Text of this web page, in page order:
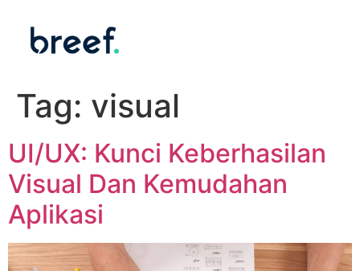
Tag: visual
UI/UX: Kunci Keberhasilan
Visual Dan Kemudahan
Aplikasi